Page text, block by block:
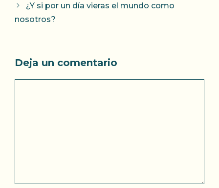
¿Y si por un día vieras el mundo como
nosotros?
Deja un comentario